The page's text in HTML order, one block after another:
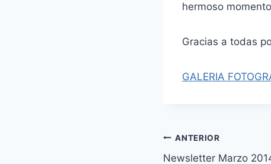
hermoso
Gracias a todas
GALERIA
Navegación
ANTERIOR
Newsletter Marzo